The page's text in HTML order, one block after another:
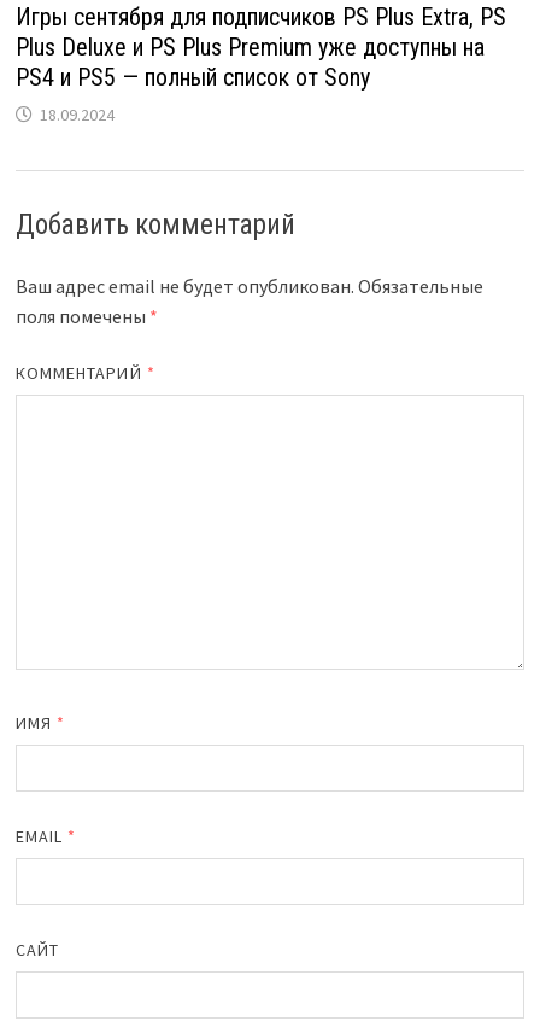
Игры сентября для подписчиков PS Plus Extra, PS
Plus Deluxe и PS Plus Premium уже доступны на
PS4 и PS5 — полный список от Sony
18.09.2024
Добавить комментарий
Ваш адрес email не будет опубликован. Обязательные
поля помечены *
КОММЕНТАРИЙ *
ИМЯ *
EMAIL *
САЙТ